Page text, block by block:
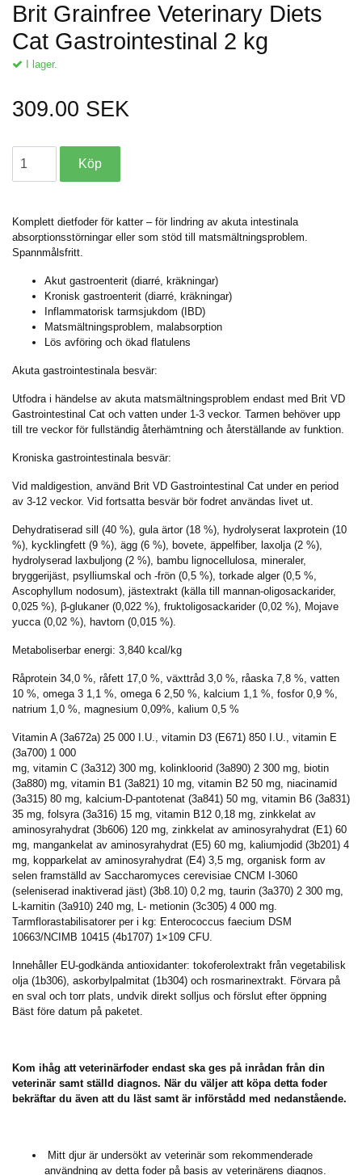
Brit Grainfree Veterinary Diets
Cat Gastrointestinal 2 kg
I lager.
309.00 SEK
Komplett dietfoder för katter – för lindring av akuta intestinala
absorptionsstörningar eller som stöd till matsmältningsproblem.
Spannmålsfritt.
Akut gastroenterit (diarré, kräkningar)
Kronisk gastroenterit (diarré, kräkningar)
Inflammatorisk tarmsjukdom (IBD)
Matsmältningsproblem, malabsorption
Lös avföring och ökad flatulens
Akuta gastrointestinala besvär:
Utfodra i händelse av akuta matsmältningsproblem endast med Brit VD
Gastrointestinal Cat och vatten under 1-3 veckor. Tarmen behöver upp
till tre veckor för fullständig återhämtning och återställande av funktion.
Kroniska gastrointestinala besvär:
Vid maldigestion, använd Brit VD Gastrointestinal Cat under en period
av 3-12 veckor. Vid fortsatta besvär bör fodret användas livet ut.
Dehydratiserad sill (40 %), gula ärtor (18 %), hydrolyserat laxprotein (10
%), kycklingfett (9 %), ägg (6 %), bovete, äppelfiber, laxolja (2 %),
hydrolyserad laxbuljong (2 %), bambu lignocellulosa, mineraler,
bryggerijäst, psylliumskal och -frön (0,5 %), torkade alger (0,5 %,
Ascophyllum nodosum), jästextrakt (källa till mannan-oligosackarider,
0,025 %), β-glukaner (0,022 %), fruktoligosackarider (0,02 %), Mojave
yucca (0,02 %), havtorn (0,015 %).
Metaboliserbar energi: 3,840 kcal/kg
Råprotein 34,0 %, råfett 17,0 %, växttråd 3,0 %, råaska 7,8 %, vatten
10 %, omega 3 1,1 %, omega 6 2,50 %, kalcium 1,1 %, fosfor 0,9 %,
natrium 1,0 %, magnesium 0,09%, kalium 0,5 %
Vitamin A (3a672a) 25 000 I.U., vitamin D3 (E671) 850 I.U., vitamin E
(3a700) 1 000
mg, vitamin C (3a312) 300 mg, kolinkloorid (3a890) 2 300 mg, biotin
(3a880) mg, vitamin B1 (3a821) 10 mg, vitamin B2 50 mg, niacinamid
(3a315) 80 mg, kalcium-D-pantotenat (3a841) 50 mg, vitamin B6 (3a831)
35 mg, folsyra (3a316) 15 mg, vitamin B12 0,18 mg, zinkkelat av
aminosyrahydrat (3b606) 120 mg, zinkkelat av aminosyrahydrat (E1) 60
mg, mangankelat av aminosyrahydrat (E5) 60 mg, kaliumjodid (3b201) 4
mg, kopparkelat av aminosyrahydrat (E4) 3,5 mg, organisk form av
selen framställd av Saccharomyces cerevisiae CNCM I-3060
(seleniserad inaktiverad jäst) (3b8.10) 0,2 mg, taurin (3a370) 2 300 mg,
L-karnitin (3a910) 240 mg, L- metionin (3c305) 4 000 mg.
Tarmflorastabilisatorer per i kg: Enterococcus faecium DSM
10663/NCIMB 10415 (4b1707) 1×109 CFU.
Innehåller EU-godkända antioxidanter: tokoferolextrakt från vegetabilisk
olja (1b306), askorbylpalmitat (1b304) och rosmarinextrakt. Förvara på
en sval och torr plats, undvik direkt solljus och förslut efter öppning
Bäst före datum på paketet.
Kom ihåg att veterinärfoder endast ska ges på inrådan från din
veterinär samt ställd diagnos. När du väljer att köpa detta foder
bekräftar du även att du läst samt är införstådd med nedanstående.
Mitt djur är undersökt av veterinär som rekommenderade
användning av detta foder på basis av veterinärens diagnos.